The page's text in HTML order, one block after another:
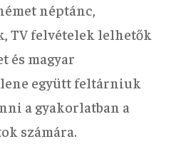
néptánc,
TV felvételek lelhetők
és magyar
együtt feltárniuk
a gyakorlatban a
számára.